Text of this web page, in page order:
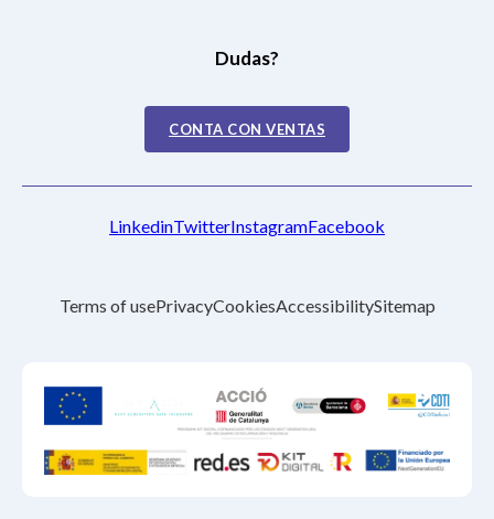
Dudas?
CONTA CON VENTAS
Terms of usePrivacyCookiesAccessibilitySitemap
LinkedinTwitterInstagramFacebook